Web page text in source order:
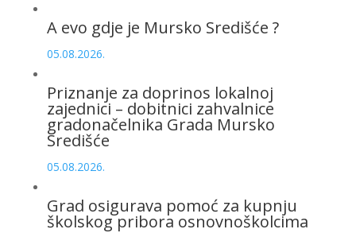
A evo gdje je Mursko Središće ?
05.08.2026.
Priznanje za doprinos lokalnoj
zajednici – dobitnici zahvalnice
gradonačelnika Grada Mursko
Središće
05.08.2026.
Grad osigurava pomoć za kupnju
školskog pribora osnovnoškolcima